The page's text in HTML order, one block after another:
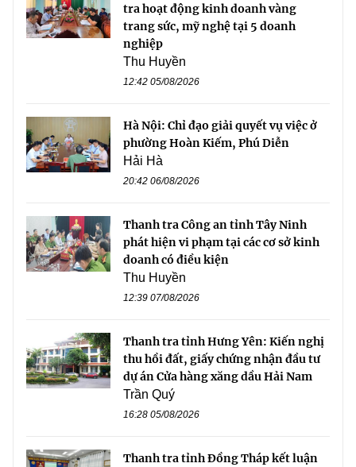
tra hoạt động kinh doanh vàng
trang sức, mỹ nghệ tại 5 doanh
nghiệp
Thu Huyền
12:42 05/08/2026
Hà Nội: Chỉ đạo giải quyết vụ việc ở
phường Hoàn Kiếm, Phú Diễn
Hải Hà
20:42 06/08/2026
Thanh tra Công an tỉnh Tây Ninh
phát hiện vi phạm tại các cơ sở kinh
doanh có điều kiện
Thu Huyền
12:39 07/08/2026
Thanh tra tỉnh Hưng Yên: Kiến nghị
thu hồi đất, giấy chứng nhận đầu tư
dự án Cửa hàng xăng dầu Hải Nam
Trần Quý
16:28 05/08/2026
Thanh tra tỉnh Đồng Tháp kết luận